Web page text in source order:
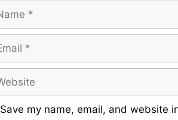
Save my name, email, and website